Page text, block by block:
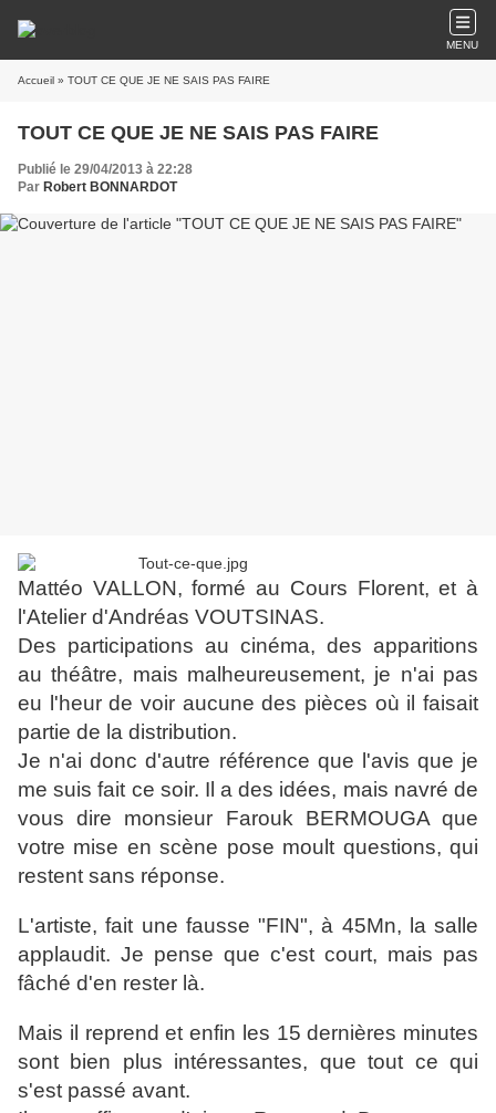
MENU
Accueil » TOUT CE QUE JE NE SAIS PAS FAIRE
TOUT CE QUE JE NE SAIS PAS FAIRE
Publié le 29/04/2013 à 22:28
Par Robert BONNARDOT
Mattéo VALLON, formé au Cours Florent, et à
l'Atelier d'Andréas VOUTSINAS.
Des participations au cinéma, des apparitions
au théâtre, mais malheureusement, je n'ai pas
eu l'heur de voir aucune des pièces où il faisait
partie de la distribution.
Je n'ai donc d'autre référence que l'avis que je
me suis fait ce soir. Il a des idées, mais navré de
vous dire monsieur Farouk BERMOUGA que
votre mise en scène pose moult questions, qui
restent sans réponse.
L'artiste, fait une fausse "FIN", à 45Mn, la salle
applaudit. Je pense que c'est court, mais pas
fâché d'en rester là.
Mais il reprend et enfin les 15 dernières minutes
sont bien plus intéressantes, que tout ce qui
s'est passé avant.